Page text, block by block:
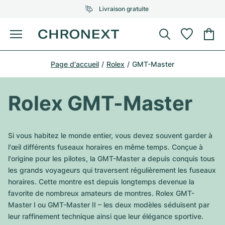
Livraison gratuite
Menu
Acheter une montre
UNE SÉLECTION D'EXCEPTION
Tous les modèles Rolex
Modèles les plus vendus
Air-King
Omega
Tous les modèles Omega
Modèles les plus vendus
Patek Philippe
Tous les modèles Patek Philippe
Modèles les plus vendus
Audemars Piguet
Tous les modèles Audemars Piguet
Cartier
Breitling
Montres d'occasion
Bijoux
UNE SÉLECTION D'EXCEPTION
Tiffany
Louis Vuitton
Gebauer & Gebauer
Van Cleef & Arpels
Bvlgari
Nouveautés
Sale
Page d'accueil Rolex GMT-Master
Rolex GMT-Master
Si vous habitez le monde entier, vous devez souvent garder à
l'œil différents fuseaux horaires en même temps. Conçue à
l'origine pour les pilotes, la GMT-Master a depuis conquis tous
les grands voyageurs qui traversent régulièrement les fuseaux
horaires. Cette montre est depuis longtemps devenue la
favorite de nombreux amateurs de montres. Rolex GMT-
Master I ou GMT-Master II – les deux modèles séduisent par
leur raffinement technique ainsi que leur élégance sportive.